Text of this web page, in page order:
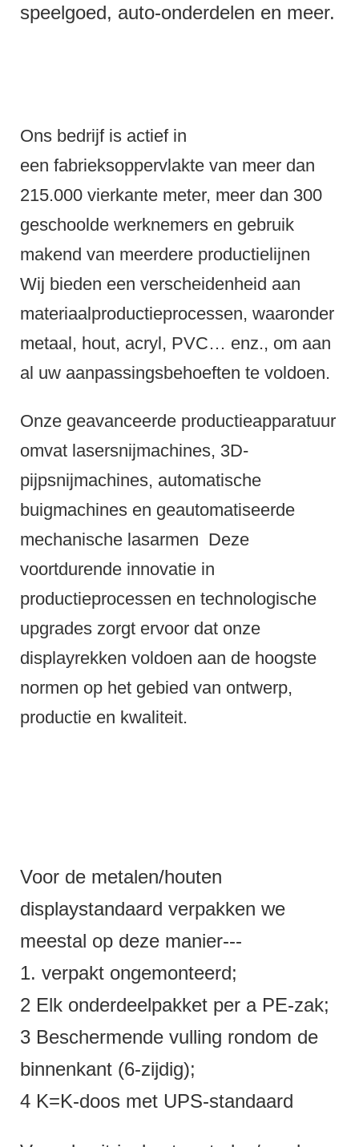
speelgoed, auto-onderdelen en meer.
Ons bedrijf is actief in
een fabrieksoppervlakte van meer dan
215.000 vierkante meter, meer dan 300
geschoolde werknemers en gebruik
makend van meerdere productielijnen
Wij bieden een verscheidenheid aan
materiaalproductieprocessen, waaronder
metaal, hout, acryl, PVC… enz., om aan
al uw aanpassingsbehoeften te voldoen.
Onze geavanceerde productieapparatuur
omvat lasersnijmachines, 3D-
pijpsnijmachines, automatische
buigmachines en geautomatiseerde
mechanische lasarmen Deze
voortdurende innovatie in
productieprocessen en technologische
upgrades zorgt ervoor dat onze
displayrekken voldoen aan de hoogste
normen op het gebied van ontwerp,
productie en kwaliteit.
Voor de metalen/houten
displaystandaard verpakken we
meestal op deze manier---
1. verpakt ongemonteerd;
2 Elk onderdeelpakket per a PE-zak;
3 Beschermende vulling rondom de
binnenkant (6-zijdig);
4 K=K-doos met UPS-standaard